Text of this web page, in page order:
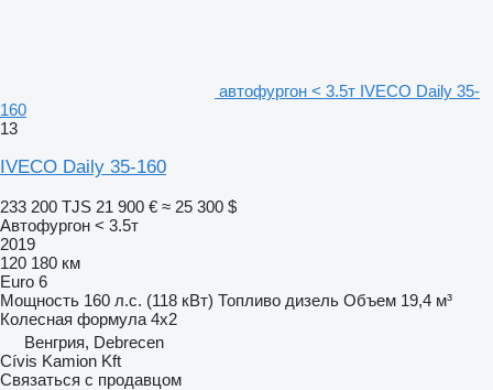
автофургон < 3.5т IVECO Daily 35-
160
13
IVECO Daily 35-160
233 200 TJS 21 900 € ≈ 25 300 $
Автофургон < 3.5т
2019
120 180 км
Euro 6
Мощность 160 л.с. (118 кВт) Топливо дизель Объем 19,4 м³
Колесная формула 4x2
Венгрия, Debrecen
Cívis Kamion Kft
Связаться с продавцом